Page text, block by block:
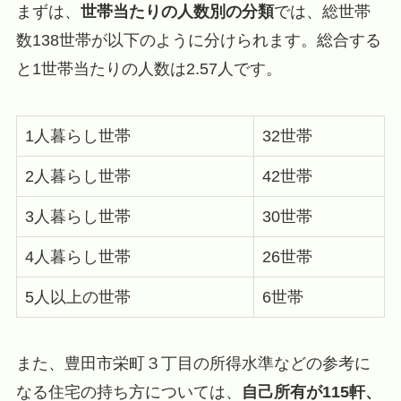
まずは、 世帯当たりの人数別の分類では、総世帯
数138世帯が以下のように分けられます。総合する
と1世帯当たりの人数は2.57人です。
1人暮らし世帯 32世帯
2人暮らし世帯 42世帯
3人暮らし世帯 30世帯
4人暮らし世帯 26世帯
5人以上の世帯 6世帯
また、豊田市栄町３丁目の所得水準などの参考に
なる住宅の持ち方については、
自己所有が115軒、